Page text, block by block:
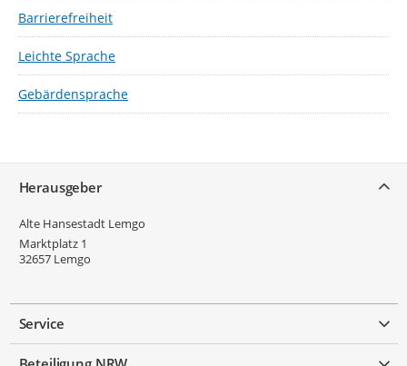
Barrierefreiheit
Leichte Sprache
Gebärdensprache
Herausgeber
Alte Hansestadt Lemgo
Marktplatz 1
32657 Lemgo
Service